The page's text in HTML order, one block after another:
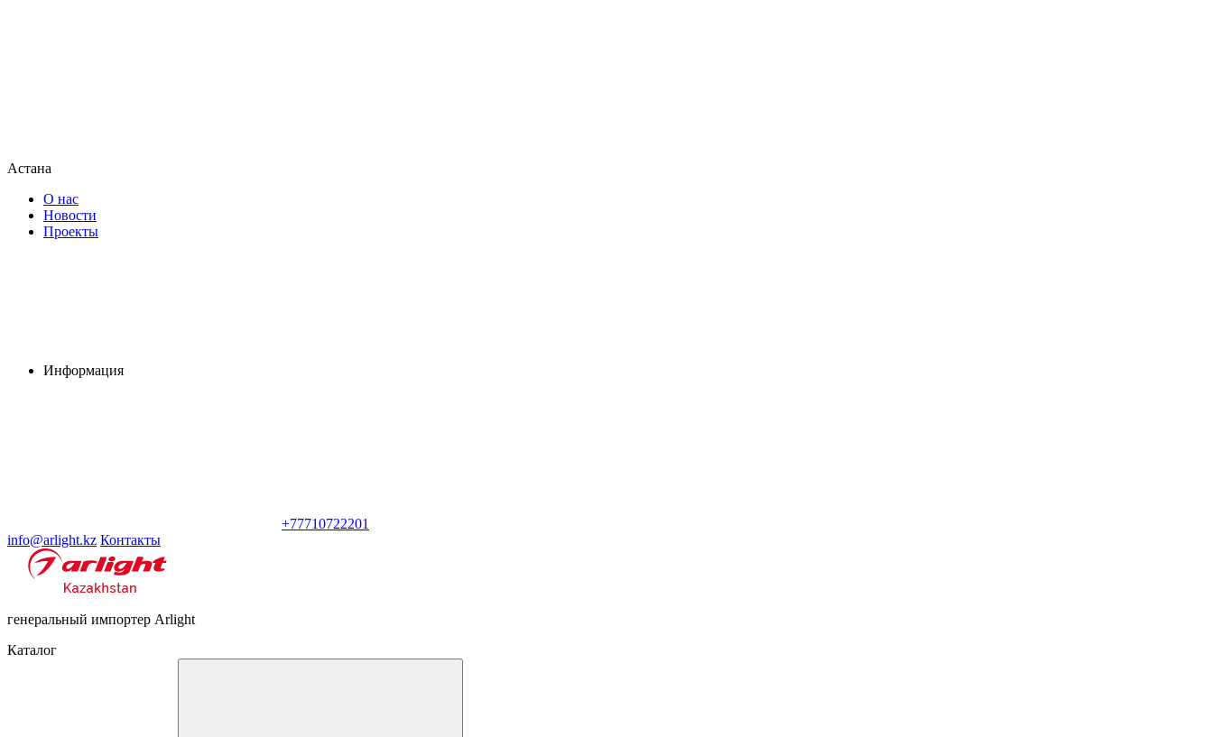
Астана
О нас
Новости
Проекты
Информация
+77710722201
info@arlight.kz Контакты
генеральный импортер Arlight
Каталог